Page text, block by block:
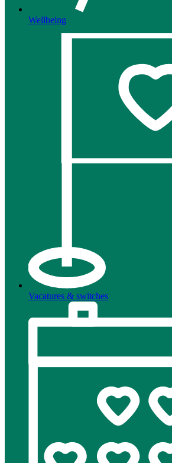
Wellbeing
Vacatures & switches